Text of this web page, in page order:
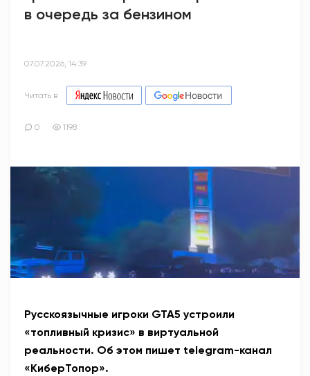
в очередь за бензином
07.07.2026, 14:39
Читать в
0 1198
Русскоязычные игроки GTA5 устроили
«топливный кризис» в виртуальной
реальности. Об этом пишет telegram-канал
«КиберТопор».